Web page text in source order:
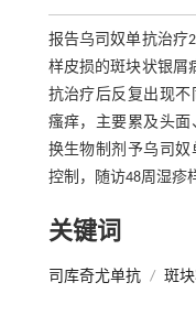
报告乌司奴单抗治疗
样皮损的斑块状银屑
抗治疗后反复出现
瘙痒，主要累及头
换生物制剂予乌司奴
控制，随访48周湿疹
关键词
司库奇尤单抗 / 斑